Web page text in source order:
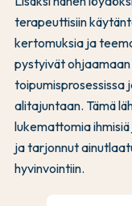
terapeuttisiin
kertomuksia ja
pystyivät
toipumisprosessissa
alitajuntaan. Tämä
lukemattomia
ja tarjonnut
hyvinvointiin.